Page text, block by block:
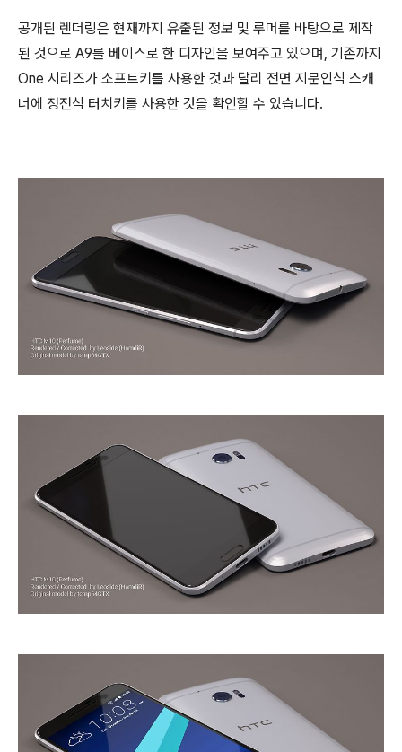
공개된 렌더링은 현재까지 유출된 정보 및 루머를 바탕으로 제작
된 것으로 A9를 베이스로 한 디자인을 보여주고 있으며, 기존까지
One 시리즈가 소프트키를 사용한 것과 달리 전면 지문인식 스캐
너에 정전식 터치키를 사용한 것을 확인할 수 있습니다.